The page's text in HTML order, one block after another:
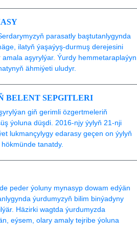
parasatly baştutanlygynda
ilatyň ýaşaýyş-durmuş derejesini
aşyrylýar. Ýurdy hemmetaraplaýyn
ähmiýeti uludyr.
BELENT SEPGITLERI
giň gerimli özgertmeleriň
ýoluna düşdi. 2016-njy ýylyň 21-nji
lukmançylygy edarasy geçen on ýylyň
tanatdy.
peder ýoluny mynasyp dowam edýän
ýurdumyzyň bilim binýadyny
Häzirki wagtda ýurdumyzda
eýsem, olary amaly tejribe ýoluna